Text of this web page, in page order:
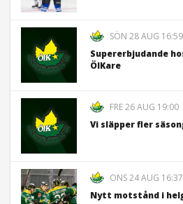
SÖN 28 AUG 16:59
Supererbjudande
ÖIKare
FRE 26 AUG 19:00
Vi släpper fler
ONS 24 AUG 16:37
Nytt motstånd i